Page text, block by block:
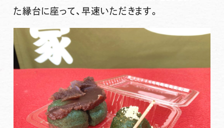
た縁台に座って、早速いただきます。